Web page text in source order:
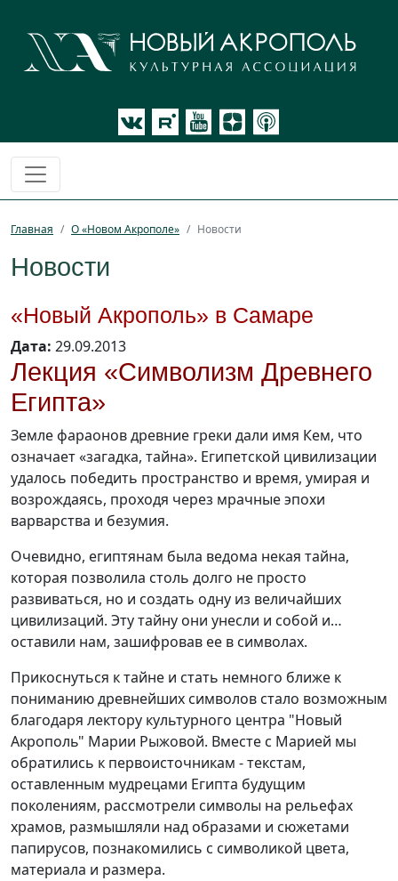
Главная О «Новом Акрополе» Новости
Новости
«Новый Акрополь» в Самаре
Дата: 29.09.2013
Лекция «Символизм Древнего
Египта»
Земле фараонов древние греки дали имя Кем, что
означает «загадка, тайна». Египетской цивилизации
удалось победить пространство и время, умирая и
возрождаясь, проходя через мрачные эпохи
варварства и безумия.
Очевидно, египтянам была ведома некая тайна,
которая позволила столь долго не просто
развиваться, но и создать одну из величайших
цивилизаций. Эту тайну они унесли и собой и…
оставили нам, зашифровав ее в символах.
Прикоснуться к тайне и стать немного ближе к
пониманию древнейших символов стало возможным
благодаря лектору культурного центра "Новый
Акрополь" Марии Рыжовой. Вместе с Марией мы
обратились к первоисточникам - текстам,
оставленным мудрецами Египта будущим
поколениям, рассмотрели символы на рельефах
храмов, размышляли над образами и сюжетами
папирусов, познакомились с символикой цвета,
материала и размера.